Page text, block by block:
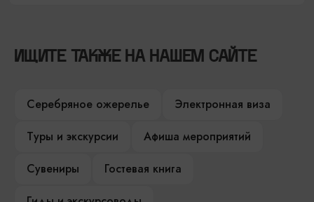
ИЩИТЕ ТАКЖЕ НА НАШЕМ САЙТЕ
Серебряное ожерелье
Электронная виза
Туры и экскурсии
Афиша мероприятий
Сувениры
Гостевая книга